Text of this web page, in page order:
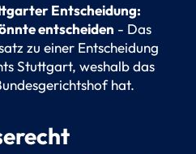
Entscheidung:
entscheiden - Das
zu einer Entscheidung
Stuttgart, weshalb das
hat.